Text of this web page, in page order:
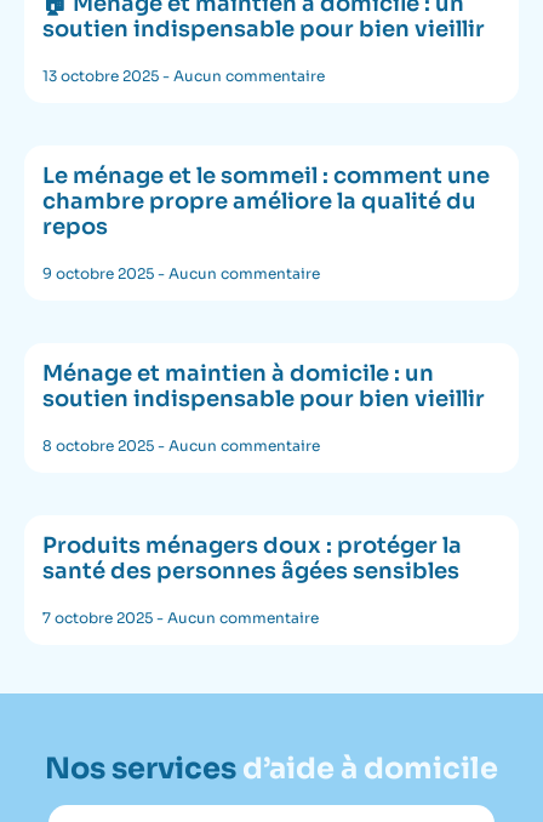
soutien indispensable pour bien vieillir
13 octobre 2025 Aucun commentaire
Le ménage et le sommeil : comment une
chambre propre améliore la qualité du
repos
9 octobre 2025 Aucun commentaire
Ménage et maintien à domicile : un
soutien indispensable pour bien vieillir
8 octobre 2025 Aucun commentaire
Produits ménagers doux : protéger la
santé des personnes âgées sensibles
7 octobre 2025 Aucun commentaire
Nos services d’aide à domicile